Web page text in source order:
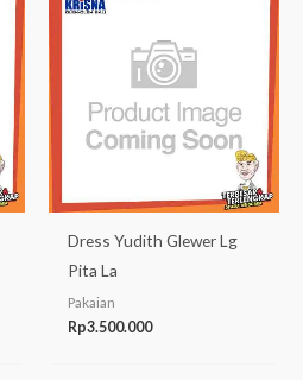
Dress Yudith Glewer Lg
Pita La
Pakaian
Rp3.500.000